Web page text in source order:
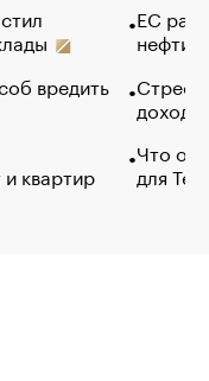
вредить
квартир
ЕС
нефти
Что
для